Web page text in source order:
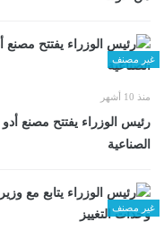
غير مصنف
منذ 10 أشهر
رئيس الوزراء يفتتح مصنع أدو
الصناعية
غير مصنف